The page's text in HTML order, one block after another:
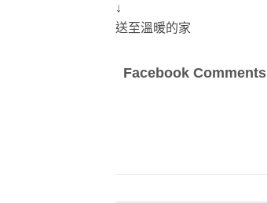
↓
送至溫暖的家
Facebook Comments